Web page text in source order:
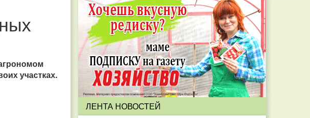
участках.
ЛЕНТА НОВОСТЕЙ